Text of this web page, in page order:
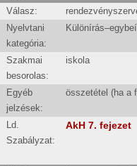
Válasz:
Nyelvtani
kategória:
Szakmai
besorolas:
iskola
Egyéb
jelzések:
összetétel (ha a
Ld.
Szabályzat:
AkH 7. fejezet